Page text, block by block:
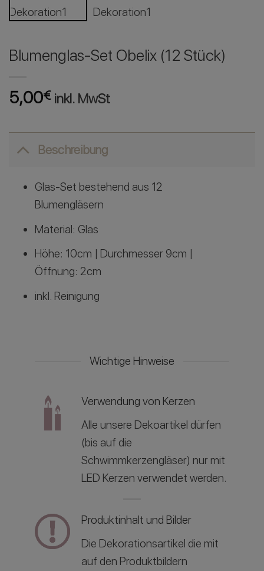
Blumenglas-Set Obelix (12 Stück)
5,00€ inkl. MwSt
Beschreibung
Glas-Set bestehend aus 12
Blumengläsern
Material: Glas
Höhe: 10cm | Durchmesser 9cm |
Öffnung: 2cm
inkl. Reinigung
Wichtige Hinweise
Verwendung von Kerzen
Alle unsere Dekoartikel dürfen
(bis auf die
Schwimmkerzengläser) nur mit
LED Kerzen verwendet werden.
Produktinhalt und Bilder
Die Dekorationsartikel die mit
auf den Produktbildern